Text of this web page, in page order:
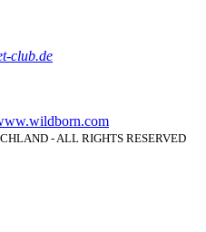
club.de
- ALL RIGHTS RESERVED